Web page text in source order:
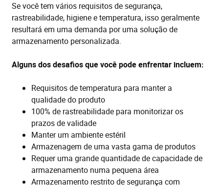
Se você tem vários requisitos de segurança,
rastreabilidade, higiene e temperatura, isso geralmente
resultará em uma demanda por uma solução de
armazenamento personalizada.
Alguns dos desafios que você pode enfrentar incluem:
Requisitos de temperatura para manter a
qualidade do produto
100% de rastreabilidade para monitorizar os
prazos de validade
Manter um ambiente estéril
Armazenagem de uma vasta gama de produtos
Requer uma grande quantidade de capacidade de
armazenamento numa pequena área
Armazenamento restrito de segurança com